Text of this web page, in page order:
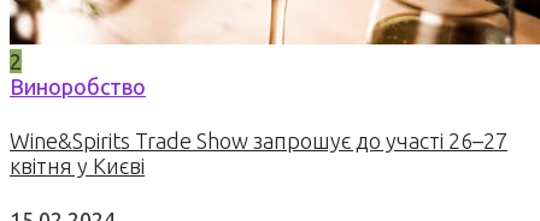
2
Виноробство
Wine&Spirits Trade Show запрошує до участі 26–27
квітня у Києві